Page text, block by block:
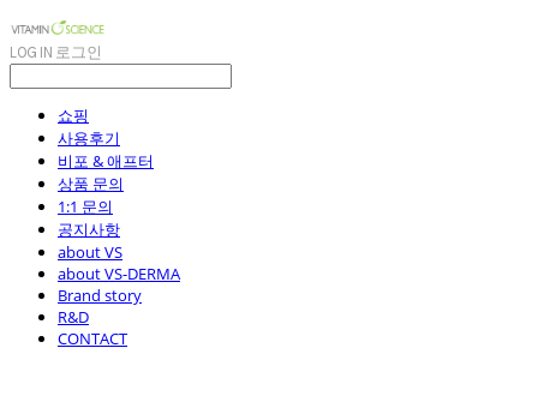
LOG IN 로그인
쇼핑
사용후기
비포 & 애프터
상품 문의
1:1 문의
공지사항
about VS
about VS-DERMA
Brand story
R&D
CONTACT